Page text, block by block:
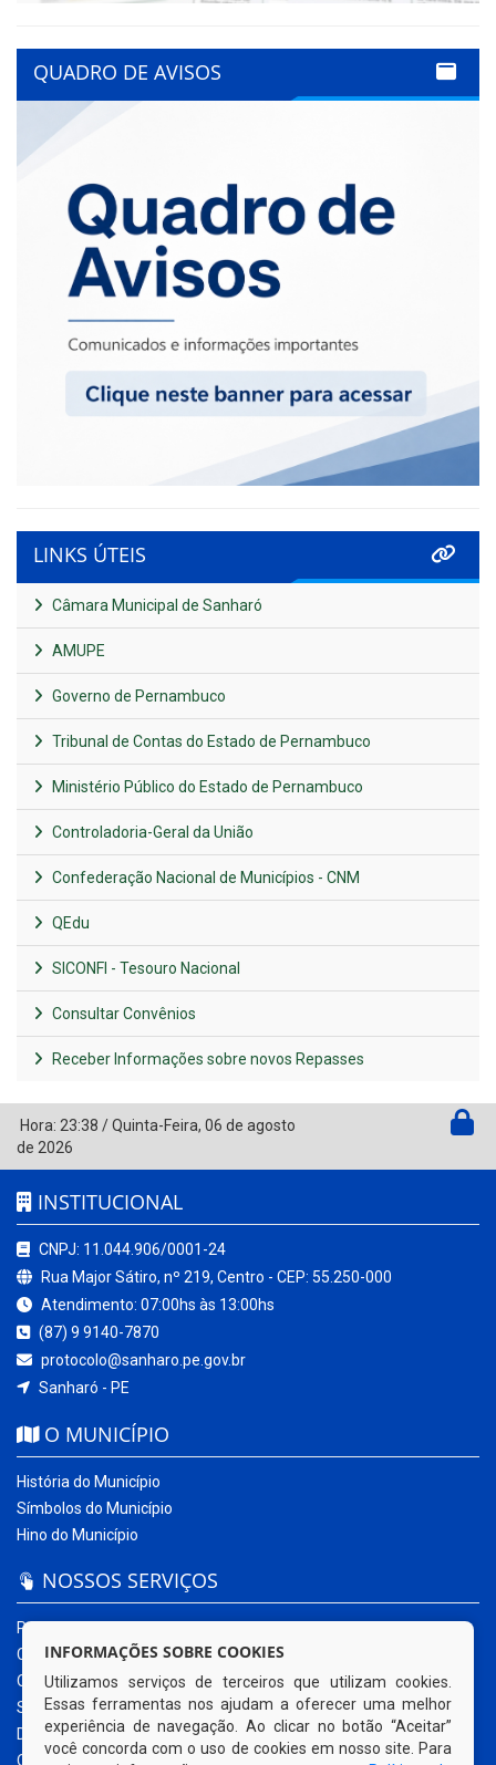
QUADRO DE AVISOS
LINKS ÚTEIS
Câmara Municipal de Sanharó
AMUPE
Governo de Pernambuco
Tribunal de Contas do Estado de Pernambuco
Ministério Público do Estado de Pernambuco
Controladoria-Geral da União
Confederação Nacional de Municípios - CNM
QEdu
SICONFI - Tesouro Nacional
Consultar Convênios
Receber Informações sobre novos Repasses
Hora: 23:38 /Quinta-Feira, 06 de agosto
de 2026
INSTITUCIONAL
CNPJ: 11.044.906/0001-24
Rua Major Sátiro, nº 219, Centro - CEP: 55.250-000
Atendimento: 07:00hs às 13:00hs
(87) 9 9140-7870
protocolo@sanharo.pe.gov.br
Sanharó - PE
O MUNICÍPIO
História do Município
Símbolos do Município
Hino do Município
NOSSOS SERVIÇOS
Portal da Transparência
Carta de Serviços ao Usuário
Ouvidoria Municipal
Sistema Eletrônico – e-SIC
Diário Oficial
Quadro de Avisos
INFORMAÇÕES SOBRE COOKIES
Utilizamos serviços de terceiros que utilizam cookies.
Essas ferramentas nos ajudam a oferecer uma melhor
experiência de navegação. Ao clicar no botão “Aceitar”
você concorda com o uso de cookies em nosso site. Para